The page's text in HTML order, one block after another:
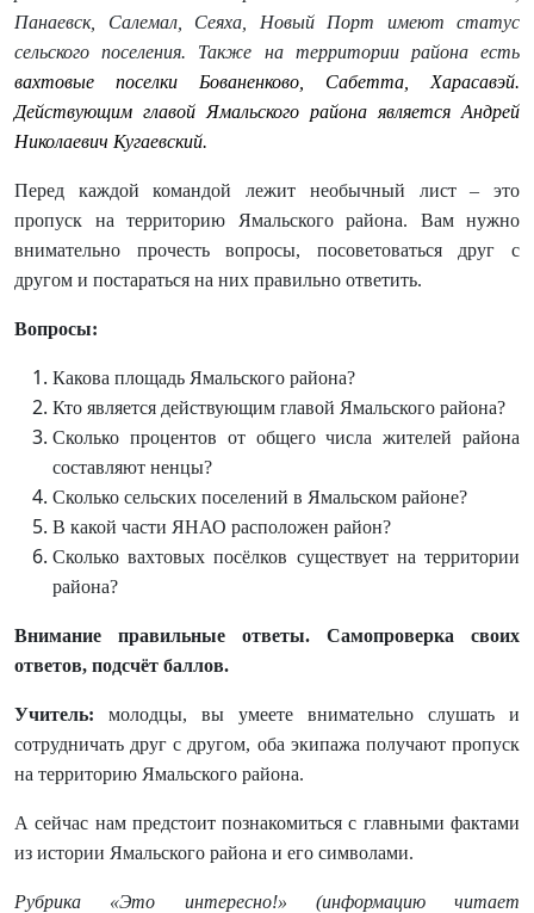
Панаевск, Салемал, Сеяха, Новый Порт имеют статус
сельского поселения. Также на территории района есть
вахтовые поселки Бованенково Сабетта Харасавэй.
Действующим главой Ямальского района является Андрей
Николаевич Кугаевский.
Перед каждой командой лежит необычный лист – это
пропуск на территорию Ямальского района. Вам нужно
внимательно прочесть вопросы, посоветоваться друг с
другом и постараться на них правильно ответить.
Вопросы:
Какова площадь Ямальского района?
Кто является действующим главой Ямальского района?
Сколько процентов от общего числа жителей района
составляют ненцы?
Сколько сельских поселений в Ямальском районе?
В какой части ЯНАО расположен район?
Сколько вахтовых посёлков существует на территории
района?
Внимание правильные ответы. Самопроверка своих
ответов, подсчёт баллов.
Учитель: молодцы, вы умеете внимательно слушать и
сотрудничать друг с другом, оба экипажа получают пропуск
на территорию Ямальского района.
А сейчас нам предстоит познакомиться с главными фактами
из истории Ямальского района и его символами.
Рубрика «Это интересно!» (информацию читает